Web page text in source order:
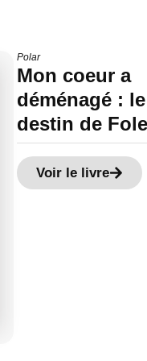
Polar
Mon coeur a
déménagé : le
destin de
Voir le livre